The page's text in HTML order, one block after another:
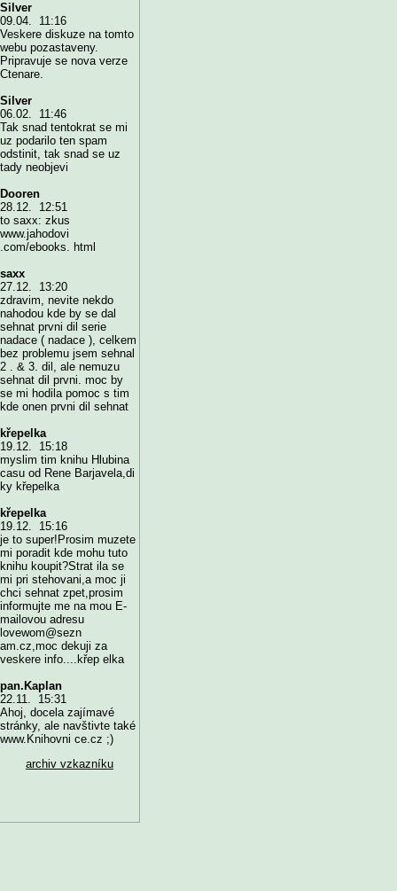
Silver
09.04. 11:16
Veskere diskuze na tomto
webu pozastaveny.
Pripravuje se nova verze
Ctenare.
Silver
06.02. 11:46
Tak snad tentokrat se mi
uz podarilo ten spam
odstinit, tak snad se uz
tady neobjevi
Dooren
28.12. 12:51
to saxx: zkus
www.jahodovi
.com/ebooks. html
saxx
27.12. 13:20
zdravim, nevite nekdo
nahodou kde by se dal
sehnat prvni dil serie
nadace ( nadace ), celkem
bez problemu jsem sehnal
2 . & 3. dil, ale nemuzu
sehnat dil prvni. moc by
se mi hodila pomoc s tim
kde onen prvni dil sehnat
křepelka
19.12. 15:18
myslim tim knihu Hlubina
casu od Rene Barjavela,di
ky křepelka
křepelka
19.12. 15:16
je to super!Prosim muzete
mi poradit kde mohu tuto
knihu koupit?Strat ila se
mi pri stehovani,a moc ji
chci sehnat zpet,prosim
informujte me na mou E-
mailovou adresu
lovewom@sezn
am.cz,moc dekuji za
veskere info....křep elka
pan.Kaplan
22.11. 15:31
Ahoj, docela zajímavé
stránky, ale navštivte také
www.Knihovni ce.cz ;)
archiv vzkazníku